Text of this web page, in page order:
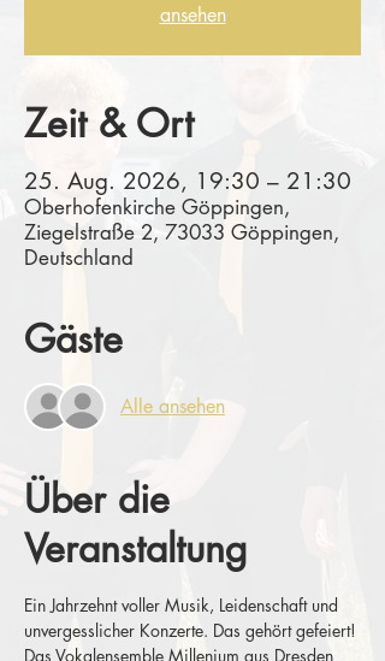
ansehen
Zeit & Ort
25. Aug. 2026, 19:30 – 21:30
Oberhofenkirche Göppingen,
Ziegelstraße 2, 73033 Göppingen,
Deutschland
Gäste
Alle ansehen
Über die
Veranstaltung
Ein Jahrzehnt voller Musik, Leidenschaft und
unvergesslicher Konzerte. Das gehört gefeiert!
Das Vokalensemble Millenium aus Dresden